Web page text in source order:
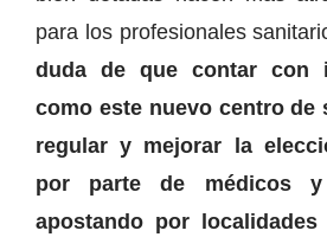
para los profesionales
duda de que contar con
como este nuevo centro de
regular y mejorar la
por parte de médicos y
apostando por localidades